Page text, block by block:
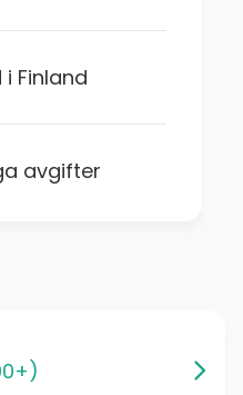
Finland
avgifter